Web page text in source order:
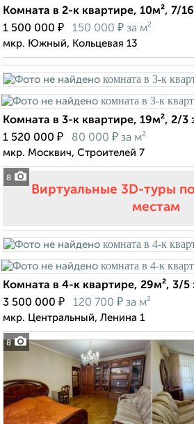
Комната в 2-к квартире, 10м², 7/
1 500 000 ₽ 150 000 ₽ за м²
мкр. Южный, Кольцевая 13
8
Комната в 3-к квартире, 19м², 2/3
1 520 000 ₽ 80 000 ₽ за м²
мкр. Москвич, Строителей 7
Виртуальные 3D-туры
местам
8
Комната в 4-к квартире, 29м², 3/5
3 500 000 ₽ 120 700 ₽ за м²
мкр. Центральный, Ленина 1